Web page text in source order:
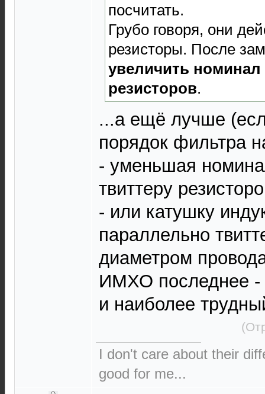
посчитать.
Грубо говоря, они
резисторы. После
увеличить
резисторов.
...а ещё лучше
порядок фильтра
- уменьшая
твиттеру
- или катушку
параллельно
диаметром
ИМХО последнее -
и наиболее
I don't care about their
good for me...